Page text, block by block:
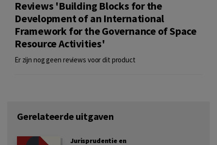
Reviews 'Building Blocks for the
Development of an International
Framework for the Governance of Space
Resource Activities'
Er zijn nog geen reviews voor dit product
Gerelateerde uitgaven
Jurisprudentie en